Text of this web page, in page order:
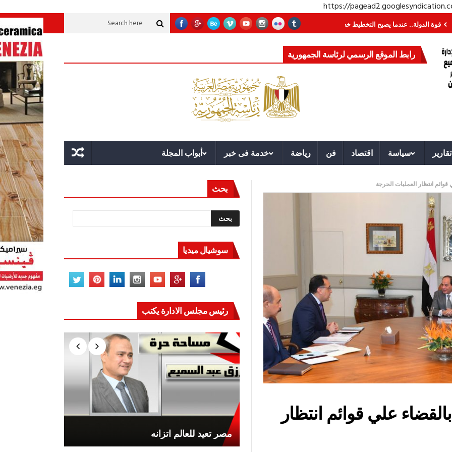
https://
عندما يصبح التخطيط خط الدفاع الأول القيادة الاستراتيجية.. مصر تمتلك القوة والقدرة بيان النصر الرئيس السيسي: مصر لم تستخدم يومًا قضية
رابط الموقع الرسمي لرئاسة الجمهورية
تقارير سياسة اقتصاد فن رياضة خدمة فى خبر أبواب المجلة
انتظار العمليات الحرجة
علي قوائم انتظار
بحث
سوشيال ميديا
رئيس مجلس الادارة يكتب
مصر تعيد للعالم اتزانه